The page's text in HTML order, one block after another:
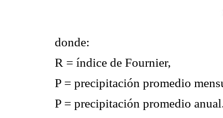
donde:
R = índice de Fournier,
P = precipitación promedio
P = precipitación promedio